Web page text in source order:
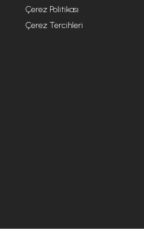
Çerez Politikası
Çerez Tercihleri